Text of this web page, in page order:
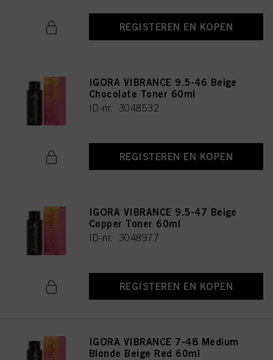
REGISTEREN EN KOPEN
IGORA VIBRANCE 9.5-46 Beige
Chocolate Toner 60ml
ID-nr. 3048532
REGISTEREN EN KOPEN
IGORA VIBRANCE 9.5-47 Beige
Copper Toner 60ml
ID-nr. 3048977
REGISTEREN EN KOPEN
IGORA VIBRANCE 7-48 Medium
Blonde Beige Red 60ml